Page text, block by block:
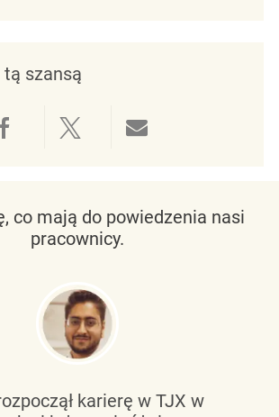
szansą
przez LinkedIn
Udostępnianie przez
Udostępnij przez
co mają do powiedzenia nasi
pracownicy.
karierę w TJX w